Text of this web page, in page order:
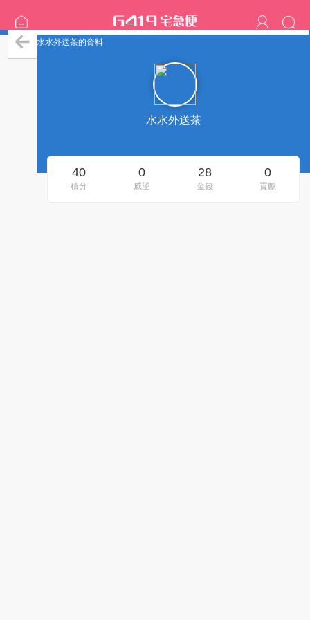
水水外送茶的資料
水水外送茶
40
積分
0
威望
28
金錢
0
貢獻